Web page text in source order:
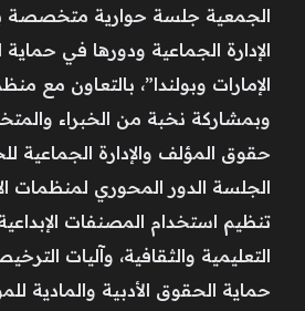
الجمعية جلسة حوارية متخصصة
الإدارة الجماعية ودورها في حماية
وبمشاركة نخبة من الخبراء
حقوق المؤلف والإدارة الجماعية
الجلسة الدور المحوري لمنظمات
تنظيم استخدام المصنفات
التعليمية والثقافية، وآليات
حماية الحقوق الأدبية والمادية